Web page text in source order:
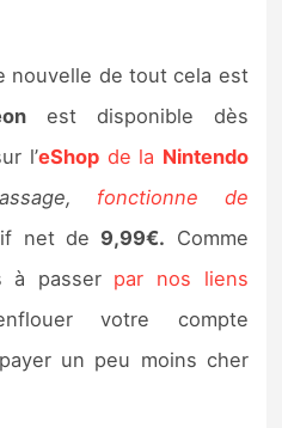
nouvelle de tout cela est
est disponible dès
l’eShop de la Nintendo
fonctionne de
net de 9,99€. Comme
à passer par nos liens
votre compte
un peu moins cher